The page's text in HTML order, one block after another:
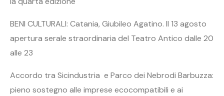
BENI CULTURALI: Catania, Giubileo Agatino. Il 13 agosto
apertura serale straordinaria del Teatro Antico dalle 20
alle 23
Accordo tra Sicindustria e Parco dei Nebrodi Barbuzza:
pieno sostegno alle imprese ecocompatibili e ai